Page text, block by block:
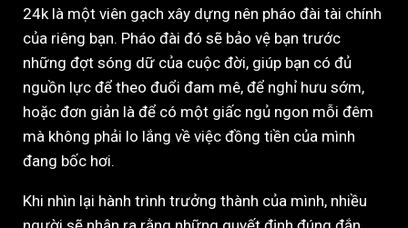
24k là một viên gạch xây dựng nên pháo đài tài chính
của riêng bạn. Pháo đài đó sẽ bảo vệ bạn trước
những đợt sóng dữ của cuộc đời, giúp bạn có đủ
nguồn lực để theo đuổi đam mê, để nghỉ hưu sớm,
hoặc đơn giản là để có một giấc ngủ ngon mỗi đêm
mà không phải lo lắng về việc đồng tiền của mình
đang bốc hơi.
Khi nhìn lại hành trình trưởng thành của mình, nhiều